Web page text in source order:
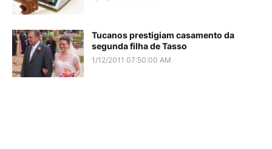
Tucanos prestigiam casamento da
segunda filha de Tasso
1/12/2011 07:50:00 AM